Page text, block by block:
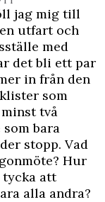
jag mig till
utfart och
med
det bli ett par
in från den
som
två
bara
stopp. Vad
Hur
tycka att
alla andra?